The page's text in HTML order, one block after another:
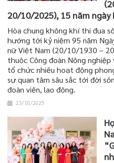
20/10/2025), 15 năm ngày
Hòa chung không khí thi đua
hướng tới kỷ niệm 95 năm
nữ Việt Nam (20/10/1930 –
thuộc Công đoàn Nông
tổ chức nhiều hoạt động
sự quan tâm sâu sắc tới đời
đoàn viên, lao động.
23/10/2025